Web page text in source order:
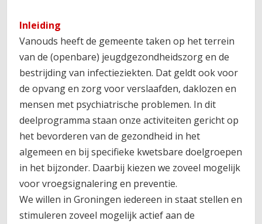
Inleiding
Vanouds heeft de gemeente taken op het terrein
van de (openbare) jeugdgezondheidszorg en de
bestrijding van infectieziekten. Dat geldt ook voor
de opvang en zorg voor verslaafden, daklozen en
mensen met psychiatrische problemen. In dit
deelprogramma staan onze activiteiten gericht op
het bevorderen van de gezondheid in het
algemeen en bij specifieke kwetsbare doelgroepen
in het bijzonder. Daarbij kiezen we zoveel mogelijk
voor vroegsignalering en preventie.
We willen in Groningen iedereen in staat stellen en
stimuleren zoveel mogelijk actief aan de